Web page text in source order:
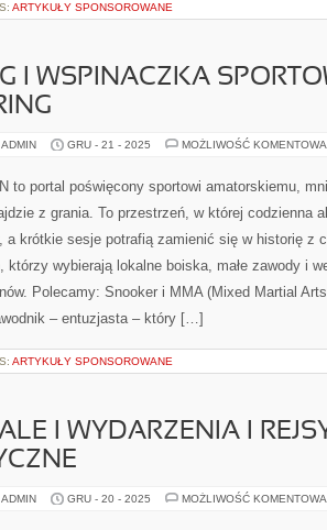
ARTYKUŁY SPONSOROWANE
I WSPINACZKA
GRU - 21 - 2025 MOŻLIWOŚĆ
to portal poświęcony sportowi amatorskiemu,
z grania. To przestrzeń, w której codzienna
a krótkie sesje potrafią zamienić się w historię z
którzy wybierają lokalne boiska, małe zawody i
Polecamy: Snooker i MMA (Mixed Martial
– entuzjasta – który […]
ARTYKUŁY SPONSOROWANE
I WYDARZENIA I
GRU - 20 - 2025 MOŻLIWOŚĆ